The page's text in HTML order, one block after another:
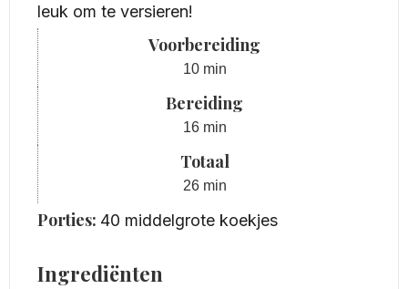
leuk om te versieren!
Voorbereiding
10minuten
min
Bereiding
16minuten
min
Totaal
26minuten
min
Porties: 40 middelgrote koekjes
Ingrediënten